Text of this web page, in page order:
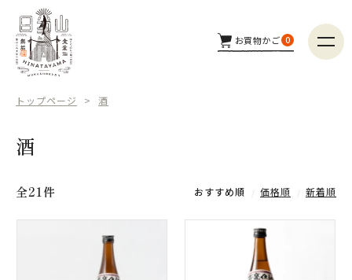
商品カテゴリー
お買物かご 0
トップページ 酒
酒
全21件 おすすめ順 価格順 新着順